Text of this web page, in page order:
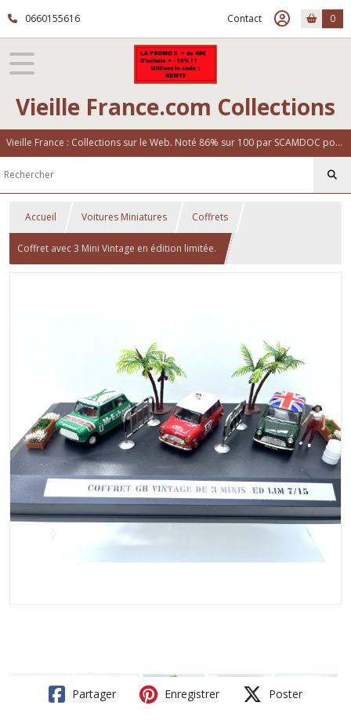
0660155616 Contact 0
Vieille France.com Collections
Vieille France : Collections sur le Web. Noté 86% sur 100 par SCAMDOC pour notre fiabilité
Accueil Voitures Miniatures Coffrets
Coffret avec 3 Mini Vintage en édition limitée.
Partager Enregistrer Poster